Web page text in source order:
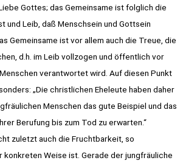
Gottes; das Gemeinsame ist folglich die
und Leib, daß Mensch­sein und Gottsein
Gemeinsame ist vor allem auch die Treue, die
d.h. im Leib vollzogen und öffentlich vor
verantwortet wird. Auf diesen Punkt
„Die christlichen Eheleute haben daher
Menschen das gute Beispiel und das
Berufung bis zum Tod zu erwarten.“
zuletzt auch die Fruchtbarkeit, so
konkreten Weise ist. Gerade der jungfräuliche